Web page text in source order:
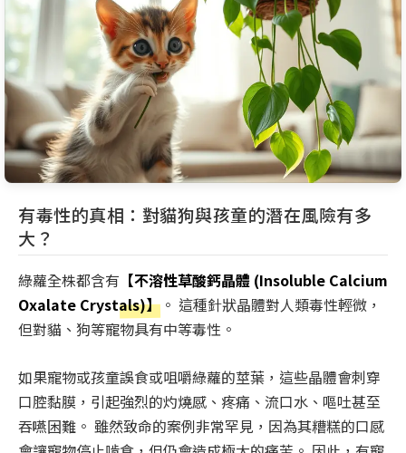
有毒性的真相：對貓狗與孩童的潛在風險有多
大？
綠蘿全株都含有 【不溶性草酸鈣晶體 (Insoluble Calcium
Oxalate Crystals)】 。 這種針狀晶體對人類毒性輕微，
但對貓、狗等寵物具有中等毒性。
如果寵物或孩童誤食或咀嚼綠蘿的莖葉，這些晶體會刺穿
口腔黏膜，引起強烈的灼燒感、疼痛、流口水、嘔吐甚至
吞嚥困難。 雖然致命的案例非常罕見，因為其糟糕的口感